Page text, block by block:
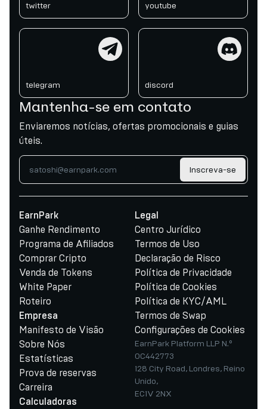
twitter youtube
telegram discord
Mantenha-se em contato
Enviaremos notícias, ofertas promocionais e guias
úteis.
Inscreva-se
EarnPark
Ganhe Rendimento
Programa de Afiliados
Comprar Cripto
Venda de Tokens
White Paper
Roteiro
Empresa
Manifesto de Visão
Sobre Nós
Estatísticas
Prova de reservas
Carreira
Calculadoras
Legal
Centro Jurídico
Termos de Uso
Declaração de Risco
Política de Privacidade
Política de Cookies
Política de KYC/AML
Termos de Swap
Configurações de Cookies
EarnPark Platform LLP N.º
OC442773
128 City Road, Londres, Reino
Unido,
EC1V 2NX